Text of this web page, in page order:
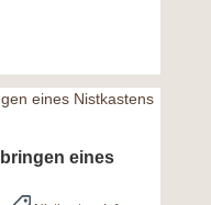
eines